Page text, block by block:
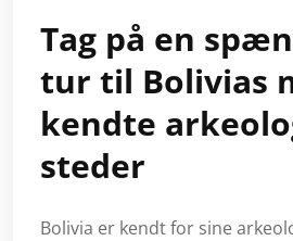
Tag på en
tur til Bolivias
kendte
steder
Bolivia er kendt for sine